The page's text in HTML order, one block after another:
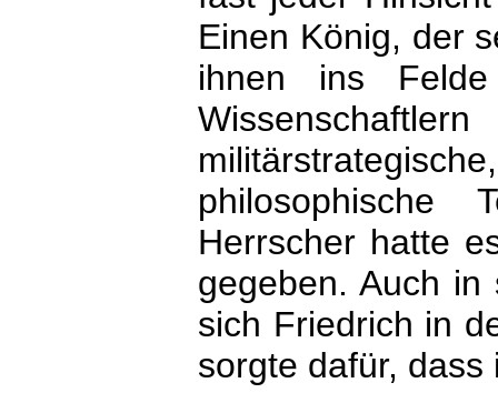
Einen König, der
ihnen ins
Herrscher hatte
gegeben. Auch in
sich Friedrich in
sorgte dafür,